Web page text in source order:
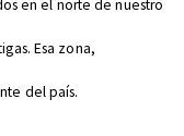
en el norte de nuestro
Esa zona,
del país.